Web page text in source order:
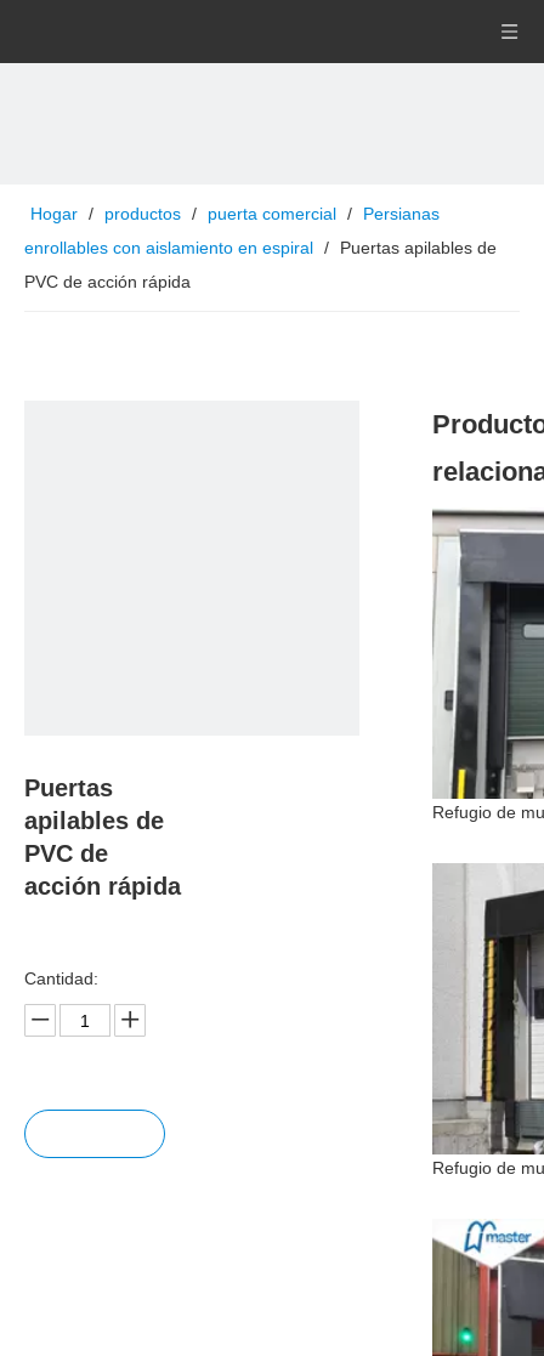
Hogar / productos / puerta comercial /
Persianas
enrollables con aislamiento en espiral /
Puertas apilables de
PVC de acción rápida
Puertas
apilables de
PVC de
acción rápida
Cantidad: